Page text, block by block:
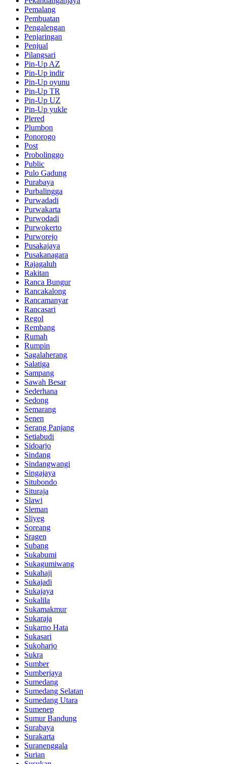
Pemalang
Pembuatan
Pengalengan
Penjaringan
Penjual
Pilangsari
Pin-Up AZ
Pin-Up indir
Pin-Up oyunu
Pin-Up TR
Pin-Up UZ
Pin-Up yukle
Plered
Plumbon
Ponorogo
Post
Probolinggo
Public
Pulo Gadung
Purabaya
Purbalingga
Purwadadi
Purwakarta
Purwodadi
Purwokerto
Purworejo
Pusakajaya
Pusakanagara
Rajagaluh
Rakitan
Ranca Bungur
Rancakalong
Rancamanyar
Rancasari
Regol
Rembang
Rumah
Rumpin
Sagalaherang
Salatiga
Sampang
Sawah Besar
Sederhana
Sedong
Semarang
Senen
Serang Panjang
Setiabudi
Sidoarjo
Sindang
Sindangwangi
Singajaya
Situbondo
Situraja
Slawi
Sleman
Sliyeg
Soreang
Sragen
Subang
Sukabumi
Sukagumiwang
Sukahaji
Sukajadi
Sukajaya
Sukalila
Sukamakmur
Sukaraja
Sukarno Hata
Sukasari
Sukoharjo
Sukra
Sumber
Sumberjaya
Sumedang
Sumedang Selatan
Sumedang Utara
Sumenep
Sumur Bandung
Surabaya
Surakarta
Suranenggala
Surian